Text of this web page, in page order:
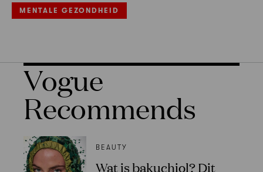
MENTALE GEZONDHEID
Vogue
Recommends
BEAUTY
Wat is bakuchiol? Dit